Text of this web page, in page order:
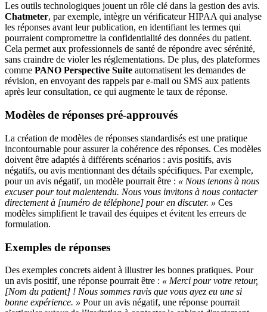
Les outils technologiques jouent un rôle clé dans la gestion des avis.
Chatmeter, par exemple, intègre un vérificateur HIPAA qui analyse
les réponses avant leur publication, en identifiant les termes qui
pourraient compromettre la confidentialité des données du patient.
Cela permet aux professionnels de santé de répondre avec sérénité,
sans craindre de violer les réglementations. De plus, des plateformes
comme PANO Perspective Suite automatisent les demandes de
révision, en envoyant des rappels par e-mail ou SMS aux patients
après leur consultation, ce qui augmente le taux de réponse.
Modèles de réponses pré-approuvés
La création de modèles de réponses standardisés est une pratique
incontournable pour assurer la cohérence des réponses. Ces modèles
doivent être adaptés à différents scénarios : avis positifs, avis
négatifs, ou avis mentionnant des détails spécifiques. Par exemple,
pour un avis négatif, un modèle pourrait être : « Nous tenons à nous
excuser pour tout malentendu. Nous vous invitons à nous contacter
directement à [numéro de téléphone] pour en discuter. » Ces
modèles simplifient le travail des équipes et évitent les erreurs de
formulation.
Exemples de réponses
Des exemples concrets aident à illustrer les bonnes pratiques. Pour
un avis positif, une réponse pourrait être : « Merci pour votre retour,
[Nom du patient] ! Nous sommes ravis que vous ayez eu une si
bonne expérience. » Pour un avis négatif, une réponse pourrait